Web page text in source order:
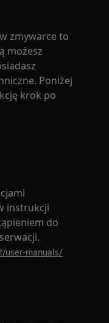
zmywarce to
możesz
Poniżej
krok po
instrukcji
do
user-manuals/